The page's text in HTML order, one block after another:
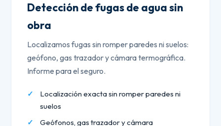
Detección de fugas de agua sin
obra
Localizamos fugas sin romper paredes ni suelos:
geófono, gas trazador y cámara termográfica.
Informe para el seguro.
Localización exacta sin romper paredes ni
suelos
Geófonos, gas trazador y cámara